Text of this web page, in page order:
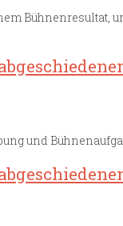
Bühnenresultat,
und